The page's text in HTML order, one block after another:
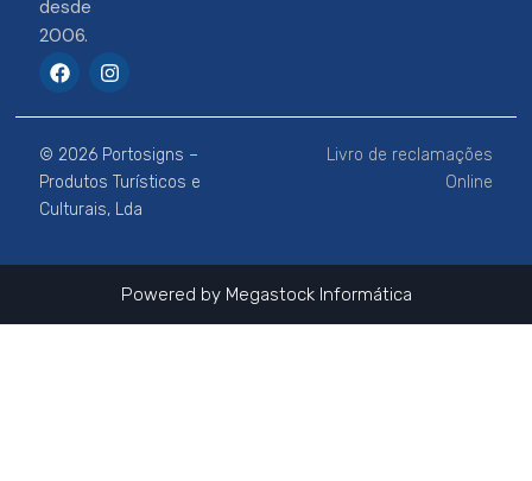
desde
2006.
F
a
e
b
o
o
k
I
n
t
a
g
r
a
m
© 2026 Portosigns –
Produtos Turísticos e
Culturais, Lda
Livro de reclamações
Online
Powered by Megastock Informática